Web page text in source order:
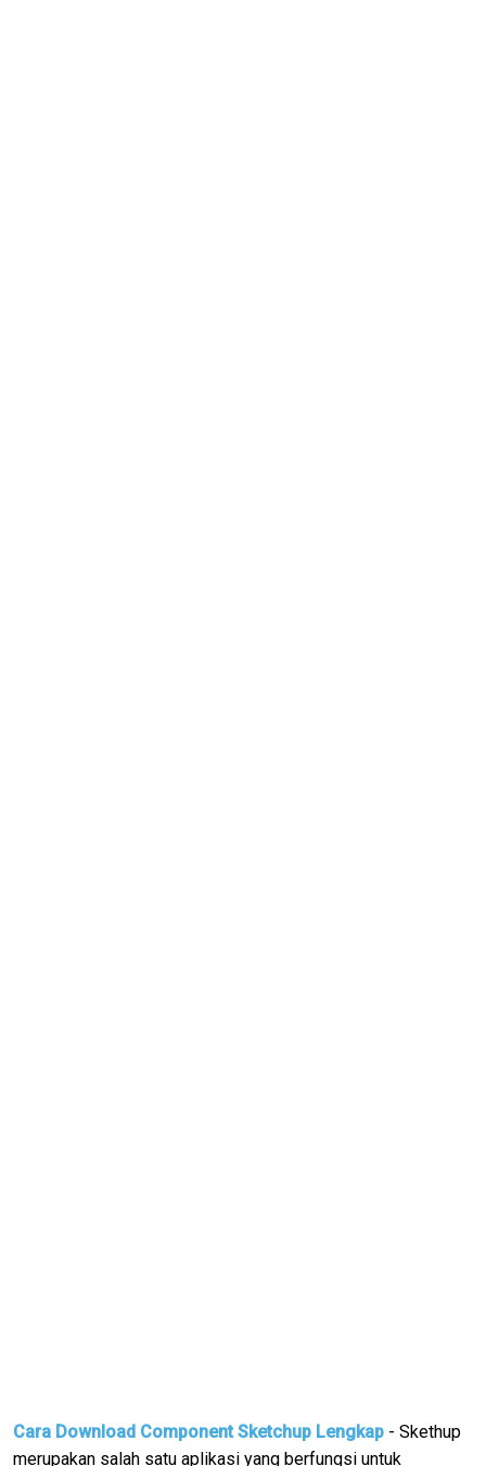
Cara Download Component Sketchup Lengkap - Skethup
merupakan salah satu aplikasi yang berfungsi untuk